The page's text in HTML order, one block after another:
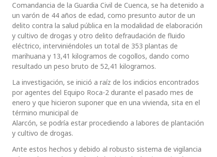
Comandancia de la Guardia Civil de Cuenca, se ha detenido a
un varón de 44 años de edad, como presunto autor de un
delito contra la salud pública en la modalidad de elaboración
y cultivo de drogas y otro delito defraudación de fluido
eléctrico, interviniéndoles un total de 353 plantas de
marihuana y 13,41 kilogramos de cogollos, dando como
resultado un peso bruto de 52,41 kilogramos.
La investigación, se inició a raíz de los indicios encontrados
por agentes del Equipo Roca-2 durante el pasado mes de
enero y que hicieron suponer que en una vivienda, sita en el
término municipal de
Alarcón, se podría estar procediendo a labores de plantación
y cultivo de drogas.
Ante estos hechos y debido al robusto sistema de vigilancia